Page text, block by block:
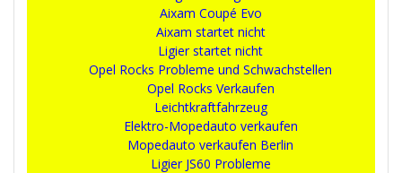
Aixam Coupé Evo
Aixam startet nicht
Ligier startet nicht
Opel Rocks Probleme und Schwachstellen
Opel Rocks Verkaufen
Leichtkraftfahrzeug
Elektro-Mopedauto verkaufen
Mopedauto verkaufen Berlin
Ligier JS60 Probleme